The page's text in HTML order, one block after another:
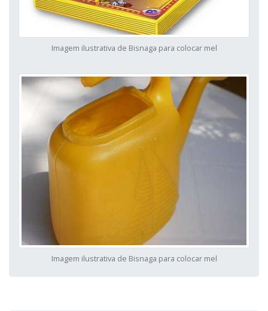
Imagem ilustrativa de Bisnaga para colocar mel
Imagem ilustrativa de Bisnaga para colocar mel